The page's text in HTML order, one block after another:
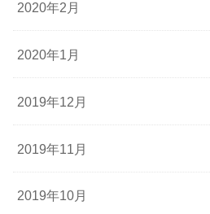
2020年2月
2020年1月
2019年12月
2019年11月
2019年10月